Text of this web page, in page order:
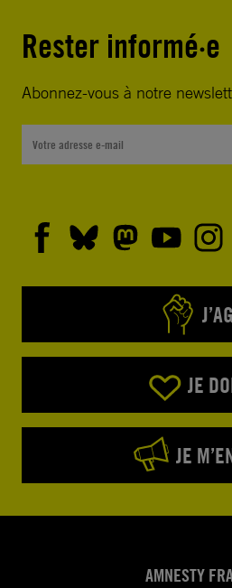
Rester informé·e
Abonnez-vous à notre
JE
JE
AMNESTY